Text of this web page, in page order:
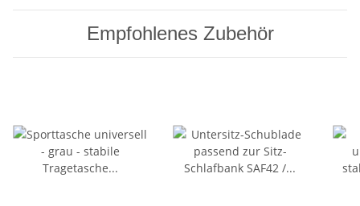
Empfohlenes Zubehör